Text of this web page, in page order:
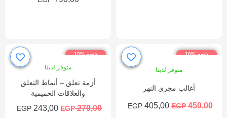
خصم %10
متوفر لدينا
أغالب مجرى النهر
450,00
EGP
405,00
EGP
خصم %10
متوفر لدينا
أزمة تعلق – أنماط التعلق
والعلاقات الحميمية
270,00
EGP
243,00
EGP